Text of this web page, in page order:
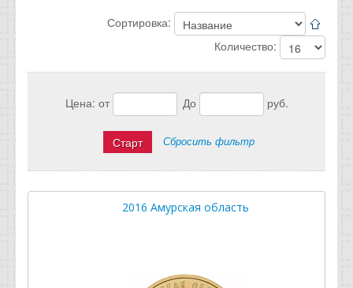
Вопрос-ответ
Статьи
Сортировка:
Количество:
Цена: от До руб.
Сбросить фильтр
2016 Амурская область